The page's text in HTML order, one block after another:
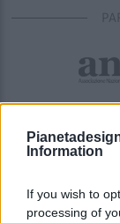
Information
If you wish to
processing of